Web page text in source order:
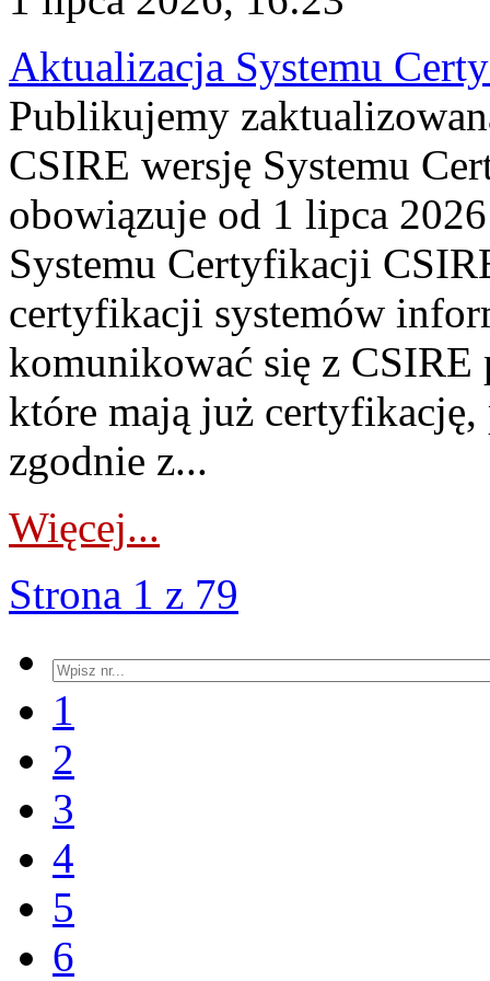
Aktualizacja Systemu
Publikujemy
CSIRE wersję Systemu
obowiązuje od 1 lipca
Systemu Certyfikacji
certyfikacji systemów
komunikować się z
które mają już
zgodnie z...
Więcej...
Strona 1 z 79
1
2
3
4
5
6